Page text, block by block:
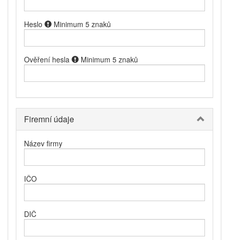
Heslo Minimum 5 znaků
Ověření hesla Minimum 5 znaků
Firemní údaje
Název firmy
IČO
DIČ